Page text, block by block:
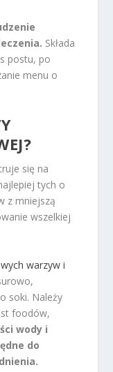
Składa
postu, po
menu o
się na
tych o
z mniejszą
wszelkiej
warzyw i
soki. Należy
foodów,
wody i
do